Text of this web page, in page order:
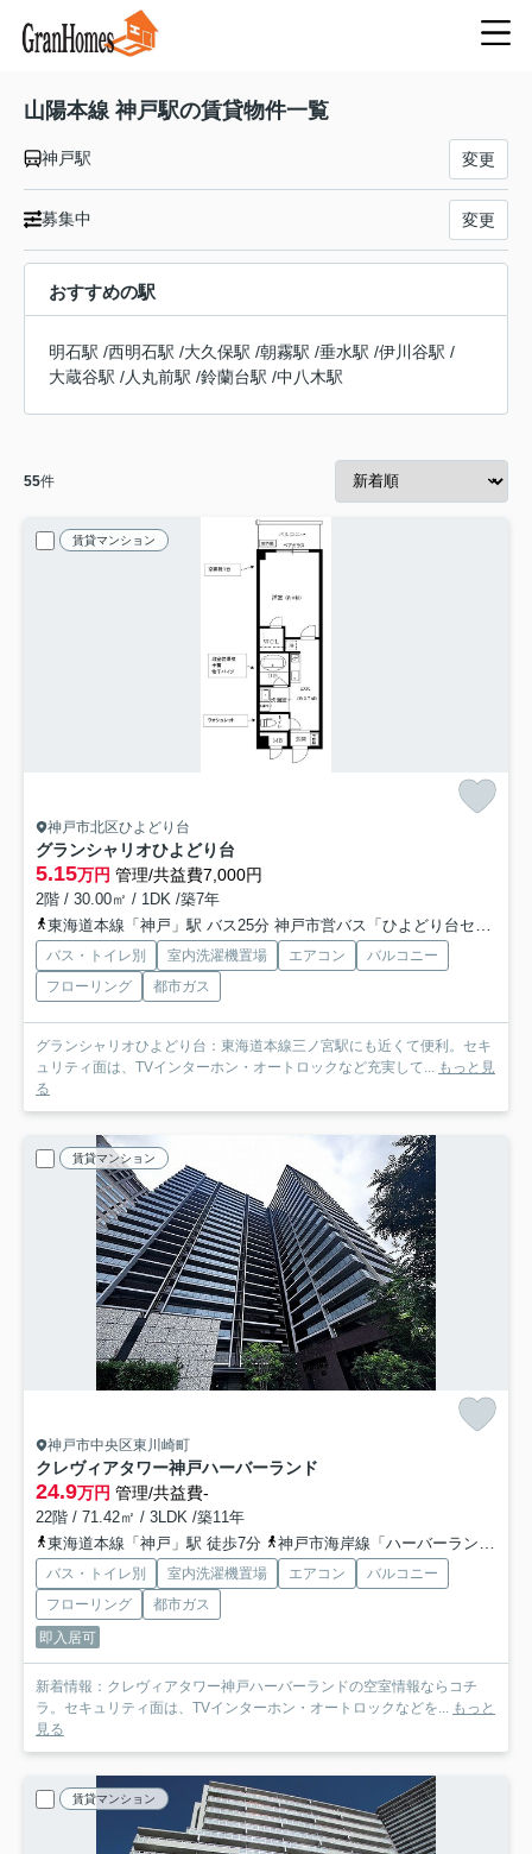
山陽本線 神戸駅の賃貸物件一覧
神戸駅 変更
募集中 変更
おすすめの駅
明石駅 /西明石駅 /大久保駅 /朝霧駅 /垂水駅 /伊川谷駅 /
大蔵谷駅 /人丸前駅 /鈴蘭台駅 /中八木駅
55件
賃貸マンション
神戸市北区ひよどり台
グランシャリオひよどり台
5.15万円 管理/共益費7,000円
2階 / 30.00㎡ / 1DK /築7年
東海道本線「神戸」駅 バス25分 神戸市営バス「ひよどり台センター前」 停歩1分
バス・トイレ別 室内洗濯機置場 エアコン
バルコニー
フローリング
都市ガス
グランシャリオひよどり台：東海道本線三ノ宮駅にも近くて便利。セキ
ュリティ面は、TVインターホン・オートロックなど充実して...
もっと見
る
賃貸マンション
神戸市中央区東川崎町
クレヴィアタワー神戸ハーバーランド
24.9万円 管理/共益費-
22階 / 71.42㎡ / 3LDK /築11年
東海道本線「神戸」駅 徒歩7分
神戸市海岸線「ハーバーランド」駅 徒歩7分
バス・トイレ別 室内洗濯機置場 エアコン
バルコニー
フローリング
都市ガス
即入居可
新着情報：クレヴィアタワー神戸ハーバーランドの空室情報ならコチ
ラ。セキュリティ面は、TVインターホン・オートロックなどを...
もっと
見る
賃貸マンション